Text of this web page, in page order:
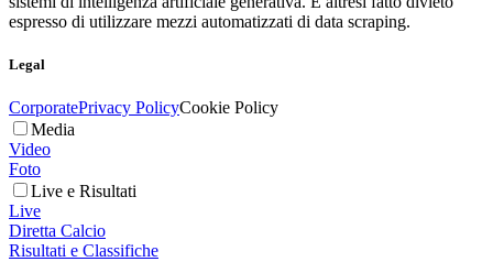
espresso di utilizzare mezzi automatizzati di data scraping.
Legal
CorporatePrivacy PolicyCookie Policy
Media
Video
Foto
Live e Risultati
Live
Diretta Calcio
Risultati e Classifiche